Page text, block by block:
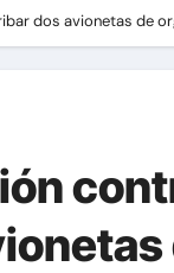
dos avionetas de